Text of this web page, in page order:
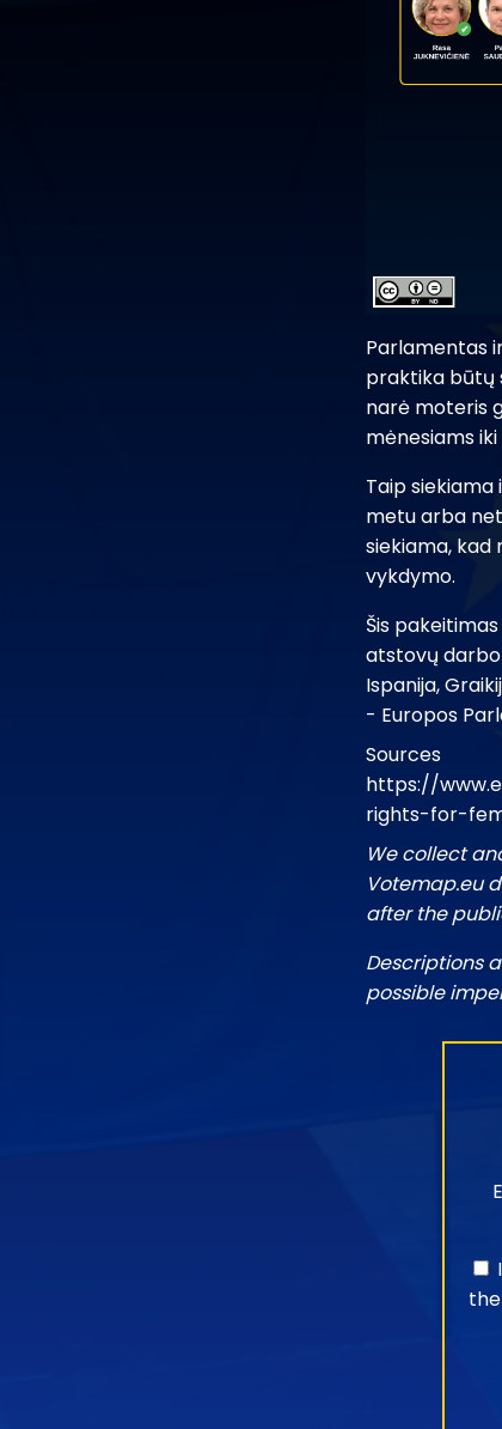
Parlamentas
praktika būtų
narė moteris
mėnesiams
Taip
metu arba
siekiama,
vykdymo.
Šis
atstovų darbo
Ispanija,
- Europos
Sources
https://
rights-for-
We collect
Votemap.eu
after the
Descriptions
possible
the